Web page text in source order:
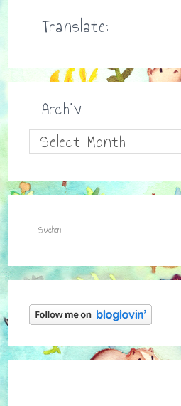
Translate:
Archiv
ArchivSelect Month